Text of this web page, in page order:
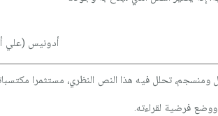
أدونيس (علي
تحلل فيه هذا النص النظري، مستثمرا
فرضية لقراءته.